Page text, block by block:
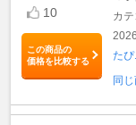
10
この商品の
価格を比較する
カ
た
同